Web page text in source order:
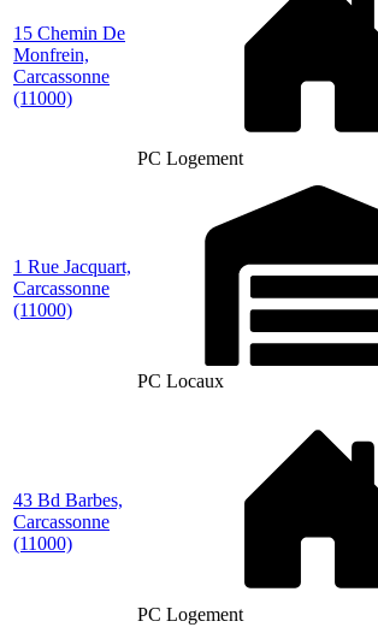
15 Chemin De
Monfrein,
Carcassonne
(11000)
PC Logement
1 Rue Jacquart,
Carcassonne
(11000)
PC Locaux
43 Bd Barbes,
Carcassonne
(11000)
PC Logement